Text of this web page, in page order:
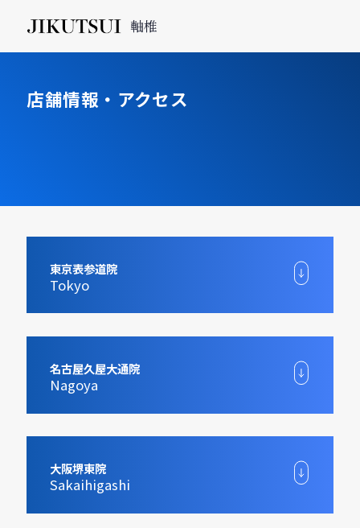
軸椎
店舗情報・アクセス
東京表参道院
Tokyo
名古屋久屋大通院
Nagoya
大阪堺東院
Sakaihigashi